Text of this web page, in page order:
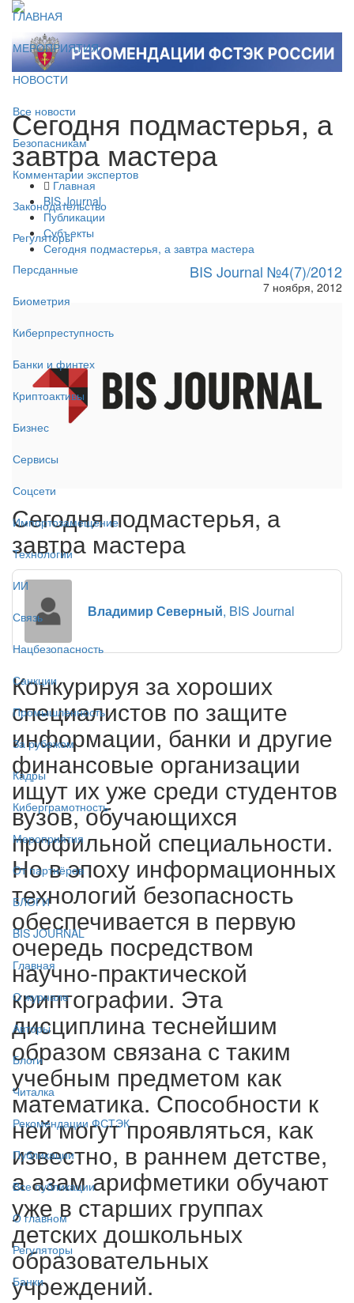
ГЛАВНАЯ
МЕРОПРИЯТИЯ
НОВОСТИ
Все новости
Безопасникам
Комментарии экспертов
Законодательство
Регуляторы
Персданные
Биометрия
Киберпреступность
Банки и финтех
Криптоактивы
Бизнес
Сервисы
Соцсети
Импортозамещение
Технологии
ИИ
Связь
Нацбезопасность
Санкции
Промышленность
За рубежом
Кадры
Киберграмотность
Мероприятия
От партнёров
БЛОГИ
BIS JOURNAL
Главная
О журнале
Авторы
Блоги
Читалка
Рекомендации ФСТЭК
Публикации
Все публикации
О главном
Регуляторы
Банки
Сегодня подмастерья, а
завтра мастера
Главная
BIS Journal
Публикации
Субъекты
Сегодня подмастерья, а завтра мастера
BIS Journal №4(7)/2012
7 ноября, 2012
Сегодня подмастерья, а
завтра мастера
Владимир Северный, BIS Journal
Конкурируя за хороших
специалистов по защите
информации, банки и другие
финансовые организации
ищут их уже среди студентов
вузов, обучающихся
профильной специальности.
Но в эпоху информационных
технологий безопасность
обеспечивается в первую
очередь посредством
научно-практической
криптографии. Эта
дисциплина теснейшим
образом связана с таким
учебным предметом как
математика. Способности к
ней могут проявляться, как
известно, в раннем детстве,
а азам арифметики обучают
уже в старших группах
детских дошкольных
образовательных
учреждений.